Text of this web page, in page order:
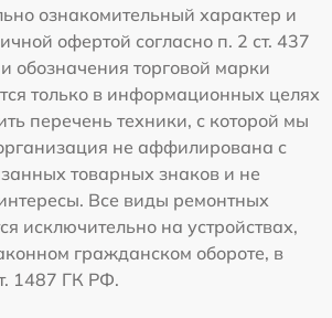
ознакомительный характер и
офертой согласно п. 2 ст. 437
обозначения торговой марки
только в информационных целях
перечень техники, с которой мы
не аффилирована с
товарных знаков и не
Все виды ремонтных
исключительно на устройствах,
гражданском обороте, в
1487 ГК РФ.